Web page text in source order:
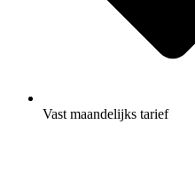
Vast maandelijks tarief